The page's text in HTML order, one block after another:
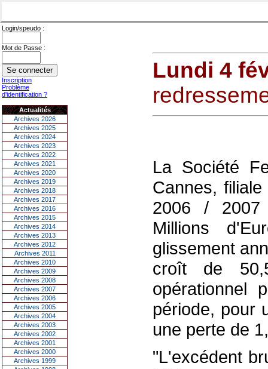
Login/speudo :
Mot de Passe :
Inscription
Problème
d'identification ?
Actualités
Archives 2026
Archives 2025
Archives 2024
Archives 2023
Archives 2022
Archives 2021
Archives 2020
Archives 2019
Archives 2018
Archives 2017
Archives 2016
Archives 2015
Archives 2014
Archives 2013
Archives 2012
Archives 2011
Archives 2010
Archives 2009
Archives 2008
Archives 2007
Archives 2006
Archives 2005
Archives 2004
Archives 2003
Archives 2002
Archives 2001
Archives 2000
Archives 1999
Lundi 4
La Société
Cannes,
2006 / 2007
Millions
glissement
croît de
période, pour
une perte de
"L'excédent